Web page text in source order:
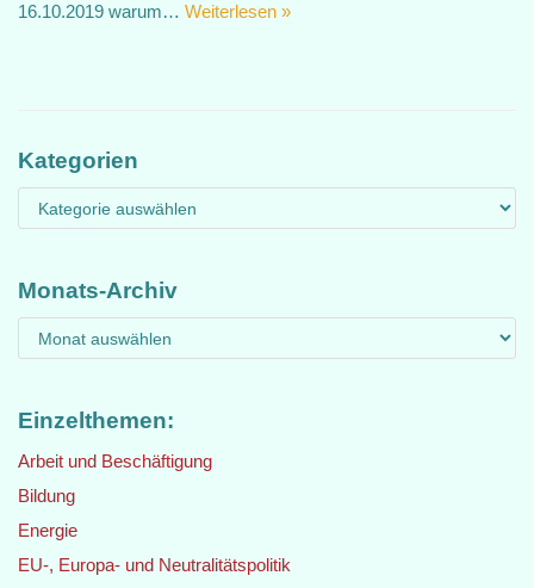
16.10.2019 warum… Weiterlesen »
Kategorien
Monats-Archiv
Einzelthemen:
Arbeit und Beschäftigung
Bildung
Energie
EU-, Europa- und Neutralitätspolitik